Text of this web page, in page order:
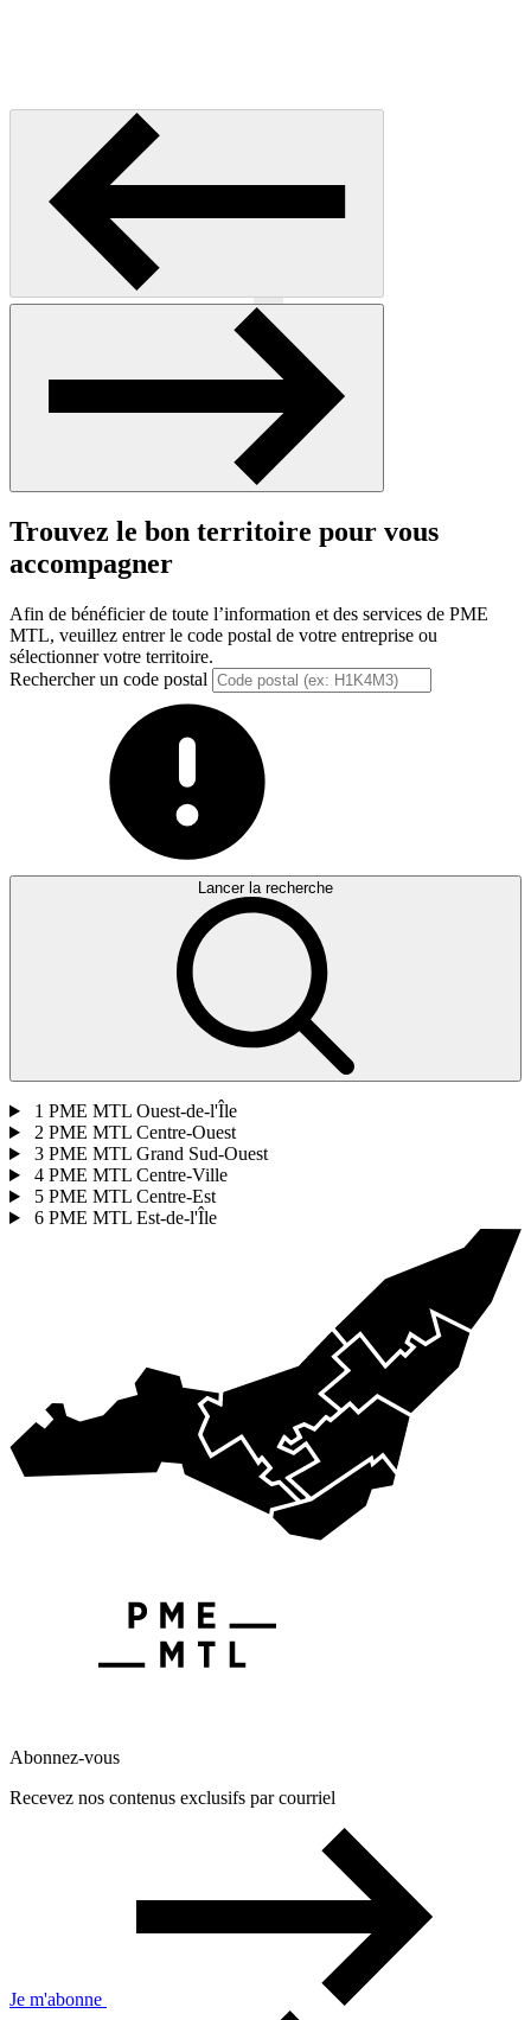
Précédent
Trouvez le bon territoire pour vous
accompagner
Afin de bénéficier de toute l’information et des services de PME
MTL, veuillez entrer le code postal de votre entreprise ou
sélectionner votre territoire.
Rechercher un code postal
Lancer la recherche
1 PME MTL Ouest-de-l'Île
2 PME MTL Centre-Ouest
3 PME MTL Grand Sud-Ouest
4 PME MTL Centre-Ville
5 PME MTL Centre-Est
6 PME MTL Est-de-l'Île
Abonnez-vous
Recevez nos contenus exclusifs par courriel
Je m'abonne